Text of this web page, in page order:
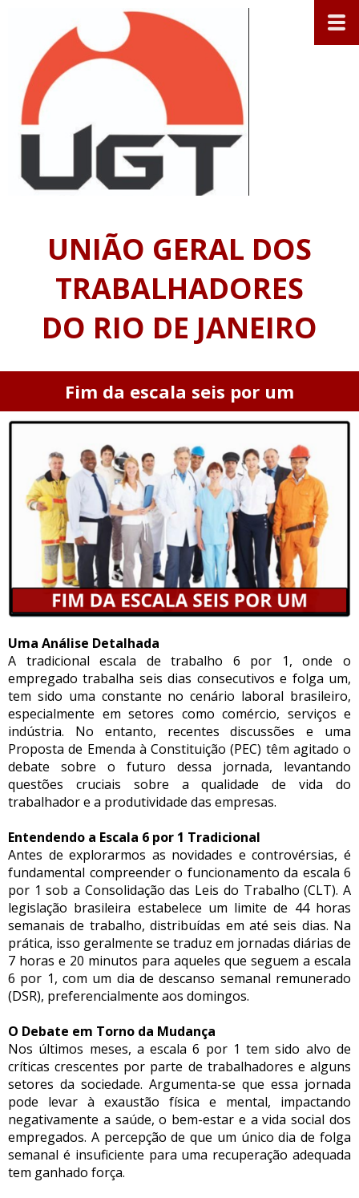
UNIÃO GERAL DOS
TRABALHADORES
DO RIO DE JANEIRO
Fim da escala seis por um
Uma Análise Detalhada
A tradicional escala de trabalho 6 por 1, onde o
empregado trabalha seis dias consecutivos e folga um,
tem sido uma constante no cenário laboral brasileiro,
especialmente em setores como comércio, serviços e
indústria. No entanto, recentes discussões e uma
Proposta de Emenda à Constituição (PEC) têm agitado o
debate sobre o futuro dessa jornada, levantando
questões cruciais sobre a qualidade de vida do
trabalhador e a produtividade das empresas.
Entendendo a Escala 6 por 1 Tradicional
Antes de explorarmos as novidades e controvérsias, é
fundamental compreender o funcionamento da escala 6
por 1 sob a Consolidação das Leis do Trabalho (CLT). A
legislação brasileira estabelece um limite de 44 horas
semanais de trabalho, distribuídas em até seis dias. Na
prática, isso geralmente se traduz em jornadas diárias de
7 horas e 20 minutos para aqueles que seguem a escala
6 por 1, com um dia de descanso semanal remunerado
(DSR), preferencialmente aos domingos.
O Debate em Torno da Mudança
Nos últimos meses, a escala 6 por 1 tem sido alvo de
críticas crescentes por parte de trabalhadores e alguns
setores da sociedade. Argumenta-se que essa jornada
pode levar à exaustão física e mental, impactando
negativamente a saúde, o bem-estar e a vida social dos
empregados. A percepção de que um único dia de folga
semanal é insuficiente para uma recuperação adequada
tem ganhado força.